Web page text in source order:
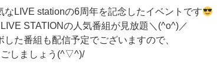
なLIVE stationの6周年を記念したイベントです
STATIONの人気番組が見放題＼(^o^)／
た番組も配信予定でございますので、
ごしましょう(^▽^)/